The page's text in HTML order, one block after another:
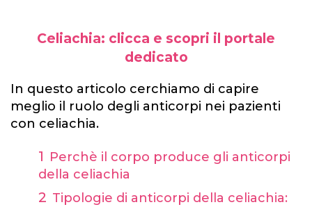
Celiachia: clicca e scopri il portale
dedicato
In questo articolo cerchiamo di capire
meglio il ruolo degli anticorpi nei pazienti
con celiachia.
Perchè il corpo produce gli anticorpi
della celiachia
Tipologie di anticorpi della celiachia: